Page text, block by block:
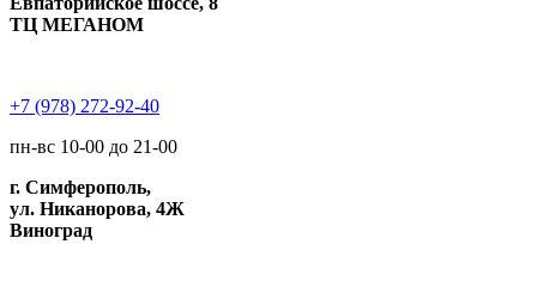
ТЦ МЕГАНОМ
+7 (978) 272-92-40
пн-вс 10-00 до 21-00
г. Симферополь,
ул. Никанорова, 4Ж
Виноград